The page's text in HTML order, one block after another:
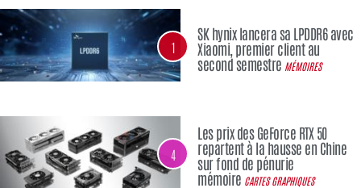
1
SK hynix lancera sa LPDDR6 avec
Xiaomi, premier client au
second semestre MÉMOIRES
4
Les prix des GeForce RTX 50
repartent à la hausse en Chine
sur fond de pénurie
mémoire CARTES GRAPHIQUES